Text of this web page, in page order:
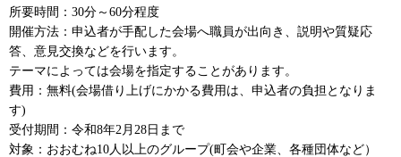
所要時間：30分～60分程度
開催方法：申込者が手配した会場へ職員が出向き、説明や質疑応
答、意見交換などを行います。
テーマによっては会場を指定することがあります。
費用：無料(会場借り上げにかかる費用は、申込者の負担となりま
す)
受付期間：令和8年2月28日まで
対象：おおむね10人以上のグループ(町会や企業、各種団体など）